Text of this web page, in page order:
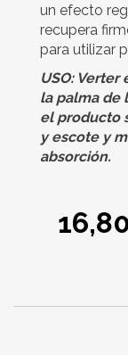
un efecto
recupera
para utilizar
USO:
la palma de
el producto
y escote y
absorción.